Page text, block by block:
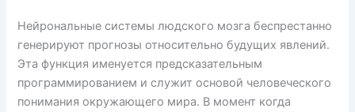
Нейрональные системы людского мозга беспрестанно
генерируют прогнозы относительно будущих явлений.
Эта функция именуется предсказательным
программированием и служит основой человеческого
понимания окружающего мира. В момент когда